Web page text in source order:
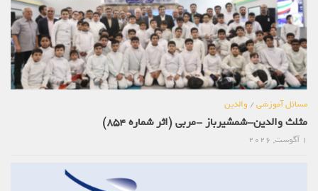
مسائل آموزشی/ والدین
مثلث والدین-شمشیرباز -مربی (اثر شماره 854)
1 آگوست, 2026